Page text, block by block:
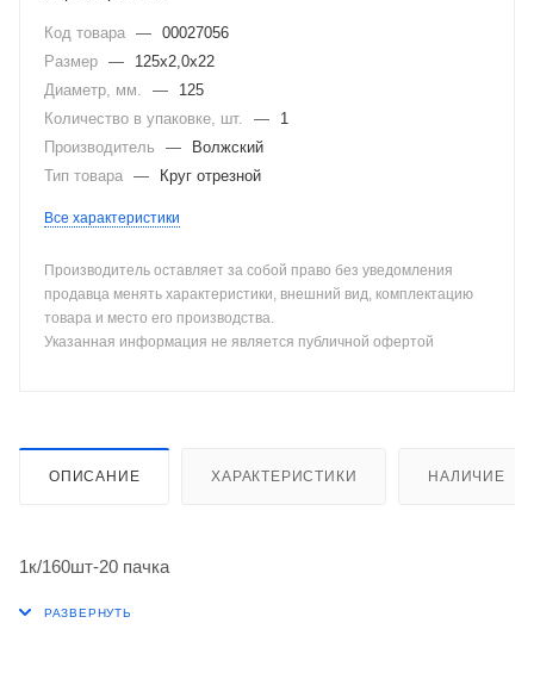
Код товара — 00027056
Размер —
125х2,0х22
Диаметр, мм.
—
125
Количество в упаковке, шт.
—
1
Производитель
—
Волжский
Тип товара — Круг отрезной
Все характеристики
Производитель оставляет за собой право без уведомления
продавца менять характеристики, внешний вид, комплектацию
товара и место его производства.
Указанная информация не является публичной офертой
ОПИСАНИЕ ХАРАКТЕРИСТИКИ НАЛИЧИЕ
1к/160шт-20 пачка